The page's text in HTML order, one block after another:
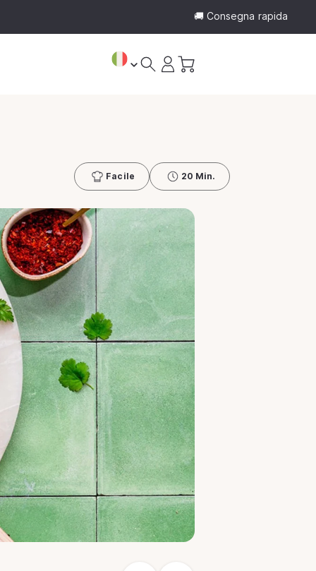
🚚 Consegna rapida
AccediCarrello
Facile 20 Min.